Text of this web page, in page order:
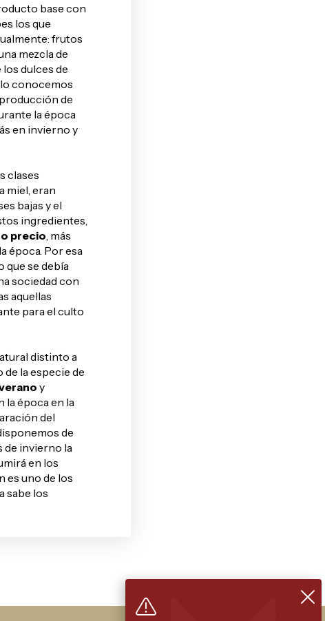
base con
los que
frutos
mezcla de
dulces de
conocemos
de
la época
en invierno y
clases
miel, eran
bajas y el
ingredientes,
precio , más
época. Por esa
que se debía
sociedad con
aquellas
para el culto
distinto a
la especie de
y
época en la
del
de
de invierno la
en los
es uno de los
sabe los